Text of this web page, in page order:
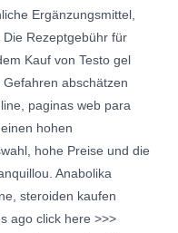
Ergänzungsmittel,
Rezeptgebühr für
Kauf von Testo gel
abschätzen
paginas web para
hohen
hohe Preise und die
Anabolika
steroiden kaufen
ago click here >>>